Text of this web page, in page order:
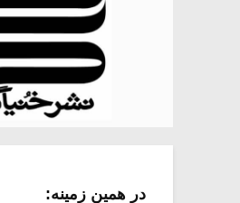
در همین زمینه: